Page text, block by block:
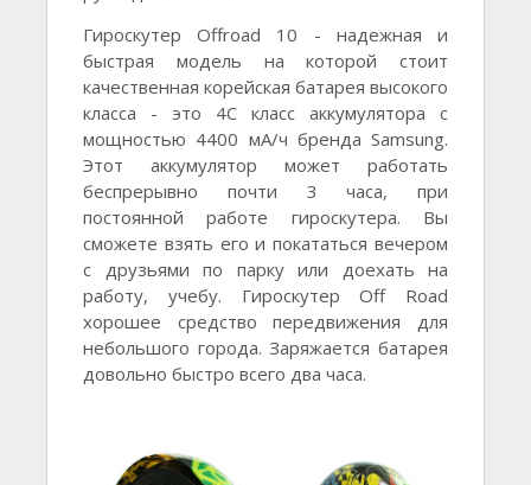
Гироскутер Offroad 10 - надежная и
быстрая модель на которой стоит
качественная корейская батарея высокого
класса - это 4С класс аккумулятора с
мощностью 4400 мА/ч бренда Samsung.
Этот аккумулятор может работать
беспрерывно почти 3 часа, при
постоянной работе гироскутера. Вы
сможете взять его и покататься вечером
с друзьями по парку или доехать на
работу, учебу. Гироскутер Off Road
хорошее средство передвижения для
небольшого города. Заряжается батарея
довольно быстро всего два часа.